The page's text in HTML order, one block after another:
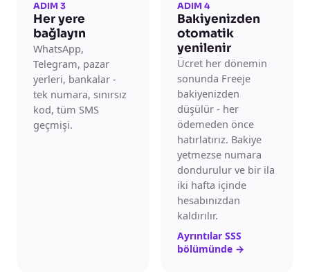
ADIM 3
Her yere
bağlayın
WhatsApp,
Telegram, pazar
yerleri, bankalar -
tek numara, sınırsız
kod, tüm SMS
geçmişi.
ADIM 4
Bakiyenizden
otomatik
yenilenir
Ücret her dönemin
sonunda Freeje
bakiyenizden
düşülür - her
ödemeden önce
hatırlatırız. Bakiye
yetmezse numara
dondurulur ve bir ila
iki hafta içinde
hesabınızdan
kaldırılır.
Ayrıntılar SSS
bölümünde →